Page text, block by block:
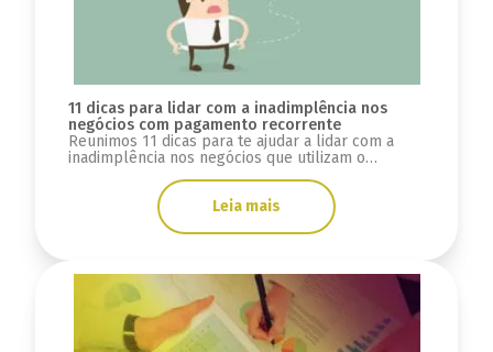
11 dicas para lidar com a inadimplência nos
negócios com pagamento recorrente
Reunimos 11 dicas para te ajudar a lidar com a
inadimplência nos negócios que utilizam o
Leia mais